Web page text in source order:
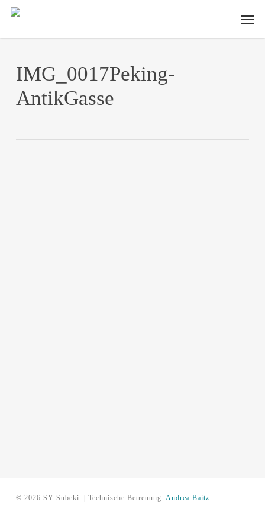
Skip
main
IMG_0017Peking-
AntikGasse
© 2026 SY Subeki. | Technische Betreuung: Andrea Baitz